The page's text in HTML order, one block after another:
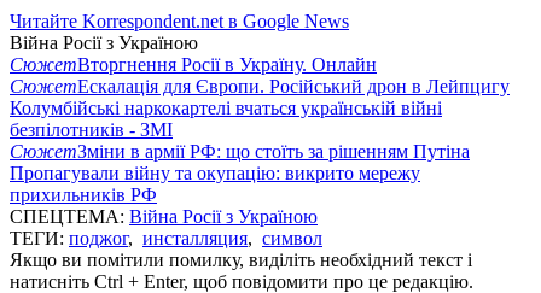
Читайте Korrespondent.net в Google News
Війна Росії з Україною
СюжетВторгнення Росії в Україну. Онлайн
СюжетЕскалація для Європи. Російський дрон в Лейпцигу
Колумбійські наркокартелі вчаться українській війні
безпілотників - ЗМІ
СюжетЗміни в армії РФ: що стоїть за рішенням Путіна
Пропагували війну та окупацію: викрито мережу
прихильників РФ
СПЕЦТЕМА: Війна Росії з Україною
ТЕГИ: поджог, инсталляция, символ
Якщо ви помітили помилку, виділіть необхідний текст і
натисніть Ctrl + Enter, щоб повідомити про це редакцію.